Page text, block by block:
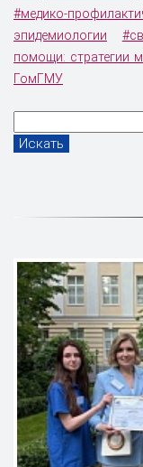
#медико-
эпидемиологии
помощи: стратегии
ГомГМУ